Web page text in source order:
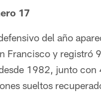
17
del año
Francisco y registró
1982, junto
sueltos